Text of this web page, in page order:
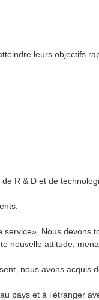
leurs objectifs
R & D et de
Nous devons
nouvelle attitude,
nous avons acquis
pays et à l'étranger